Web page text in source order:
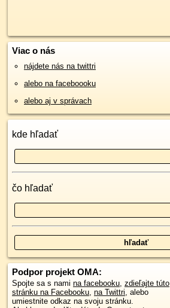
Viac o nás
nájdete nás na twittri
alebo na faceboooku
alebo aj v správach
kde hľadať
čo hľadať
Podpor projekt OMA:
Spojte sa s nami na facebooku, zdieľajte túto
stránku na Facebooku, na Twittri, alebo
umiestnite odkaz na svoju stránku.